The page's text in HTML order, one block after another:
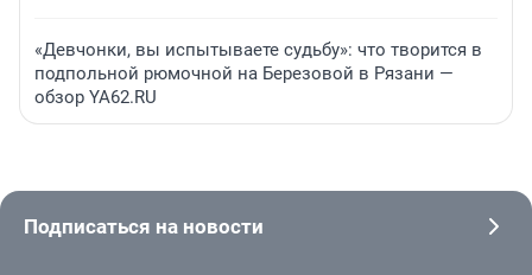
«Девчонки, вы испытываете судьбу»: что творится в
подпольной рюмочной на Березовой в Рязани —
обзор YA62.RU
Подписаться на новости